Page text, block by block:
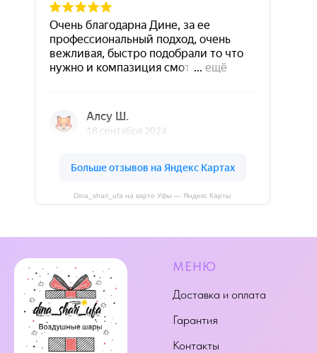
Dina_shari_ufa на карте Уфы — Яндекс Карты
МЕНЮ
Доставка и оплата
Гарантия
Контакты